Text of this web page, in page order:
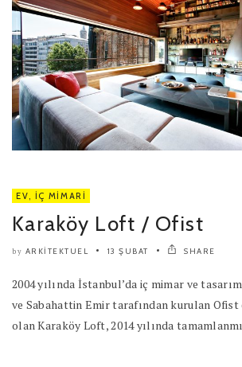
EV, İÇ MIMARI
Karaköy Loft / Ofist
by ARKITEKTUEL 13 ŞUBAT SHARE
2004 yılında İstanbul’da iç mimar ve
ve Sabahattin Emir tarafından kurulan Ofist
olan Karaköy Loft, 2014 yılında